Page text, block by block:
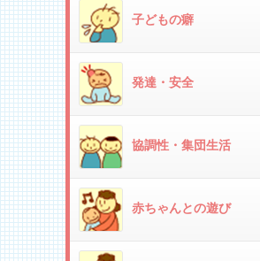
子どもの癖
発達・安全
協調性・集団生活
赤ちゃんとの遊び